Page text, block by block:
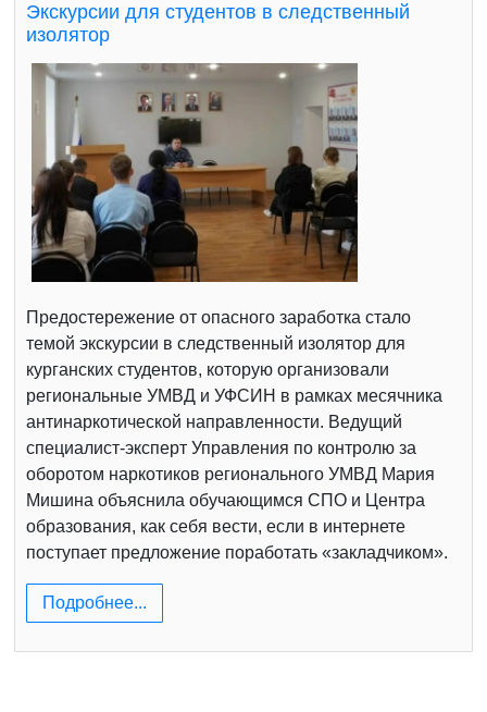
Экскурсии для студентов в следственный
изолятор
Предостережение от опасного заработка стало
темой экскурсии в следственный изолятор для
курганских студентов, которую организовали
региональные УМВД и УФСИН в рамках месячника
антинаркотической направленности. Ведущий
специалист-эксперт Управления по контролю за
оборотом наркотиков регионального УМВД Мария
Мишина объяснила обучающимся СПО и Центра
образования, как себя вести, если в интернете
поступает предложение поработать «закладчиком».
Подробнее...